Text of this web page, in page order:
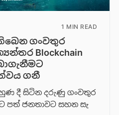
1 MIN READ
ගංවතුර
Blockchain
ග​නී
දී සිටින දරුණු ගංවතුර
පත් ජනතාවට සහන සැ